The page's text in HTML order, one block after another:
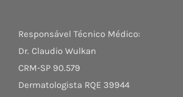
Responsável Técnico Médico:
Dr. Claudio Wulkan
CRM-SP 90.579
Dermatologista RQE 39944